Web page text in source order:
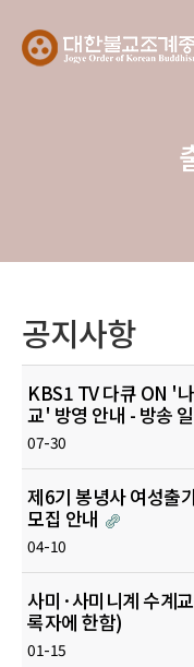
공지사항
KBS1 TV 다큐 ON '
교' 방영 안내 - 방송
07-30
제6기 봉녕사 여성출
모집 안내
04-10
사미·사미니계 수계
록자에 한함)
01-15